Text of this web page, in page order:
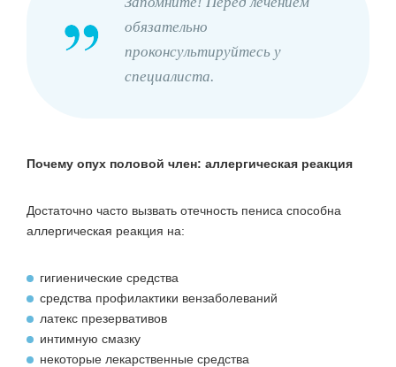
обязательно
проконсультируйтесь у
специалиста.
Почему опух половой член: аллергическая реакция
Достаточно часто вызвать отечность пениса способна
аллергическая реакция на:
гигиенические средства
средства профилактики вензаболеваний
латекс презервативов
интимную смазку
некоторые лекарственные средства